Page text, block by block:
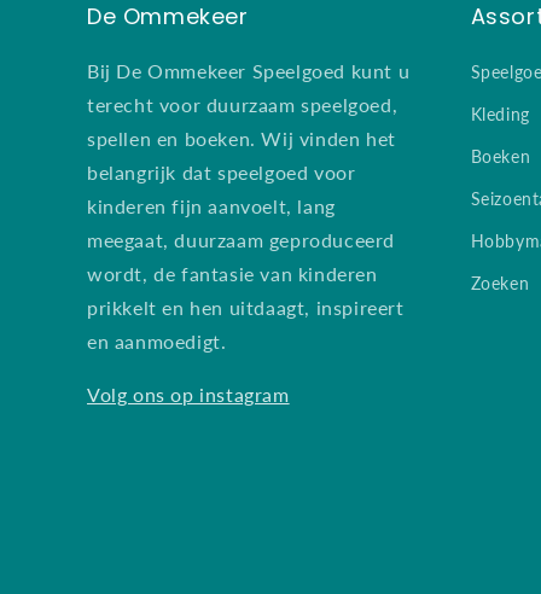
De Ommekeer
Bij De Ommekeer Speelgoed kunt u
terecht voor duurzaam speelgoed,
spellen en boeken. Wij vinden het
belangrijk dat speelgoed voor
kinderen fijn aanvoelt, lang
meegaat, duurzaam geproduceerd
wordt, de fantasie van kinderen
prikkelt en hen uitdaagt, inspireert
en aanmoedigt.
Volg ons op instagram
Kleding
Boeken
Zoeken